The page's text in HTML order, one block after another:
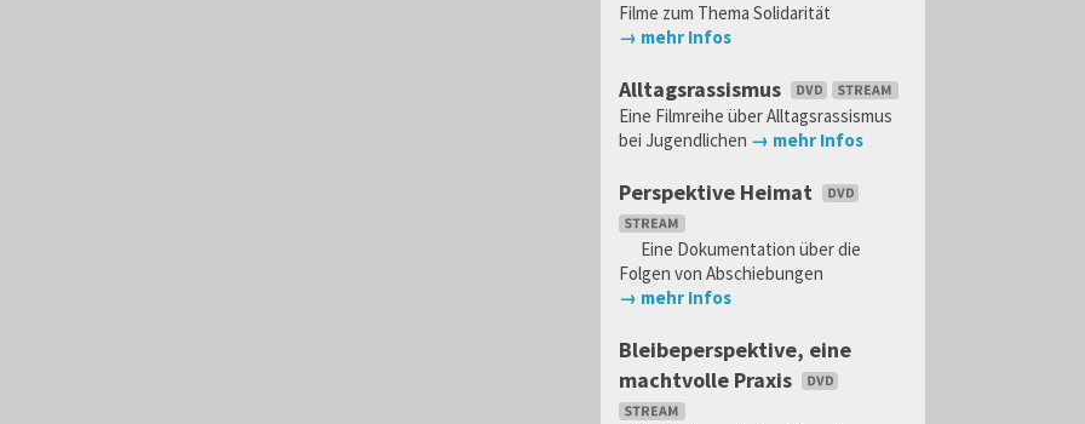
Filme zum Thema Solidarität
→ mehr Infos
Alltagsrassismus
Eine Filmreihe über Alltagsrassismus
bei Jugendlichen → mehr Infos
Perspektive Heimat
Eine Dokumentation über die
Folgen von Abschiebungen
→ mehr Infos
Bleibeperspektive, eine
machtvolle Praxis